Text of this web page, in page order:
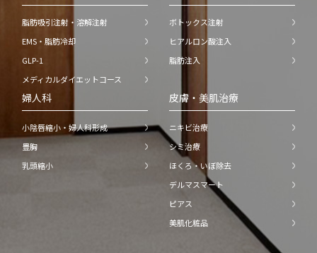
脂肪吸引注射・溶解注射
EMS・脂肪冷却
GLP-1
メディカルダイエットコース
ボトックス注射
ヒアルロン酸注入
脂肪注入
婦人科
小陰唇縮小・婦人科形成
豊胸
乳頭縮小
皮膚・美肌治療
ニキビ治療
シミ治療
ほくろ・いぼ除去
デルマスマート
ピアス
美肌化粧品